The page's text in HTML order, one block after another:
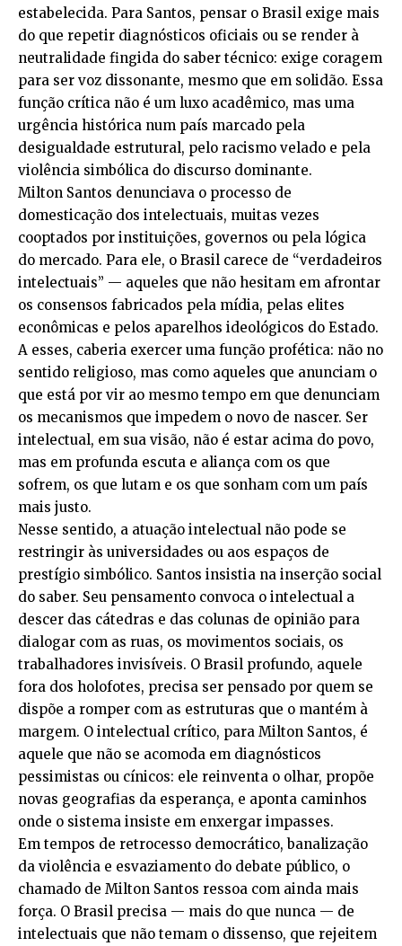
estabelecida. Para Santos, pensar o Brasil exige mais
do que repetir diagnósticos oficiais ou se render à
neutralidade fingida do saber técnico: exige coragem
para ser voz dissonante, mesmo que em solidão. Essa
função crítica não é um luxo acadêmico, mas uma
urgência histórica num país marcado pela
desigualdade estrutural, pelo racismo velado e pela
violência simbólica do discurso dominante.
Milton Santos denunciava o processo de
domesticação dos intelectuais, muitas vezes
cooptados por instituições, governos ou pela lógica
do mercado. Para ele, o Brasil carece de “verdadeiros
intelectuais” — aqueles que não hesitam em afrontar
os consensos fabricados pela mídia, pelas elites
econômicas e pelos aparelhos ideológicos do Estado.
A esses, caberia exercer uma função profética: não no
sentido religioso, mas como aqueles que anunciam o
que está por vir ao mesmo tempo em que denunciam
os mecanismos que impedem o novo de nascer. Ser
intelectual, em sua visão, não é estar acima do povo,
mas em profunda escuta e aliança com os que
sofrem, os que lutam e os que sonham com um país
mais justo.
Nesse sentido, a atuação intelectual não pode se
restringir às universidades ou aos espaços de
prestígio simbólico. Santos insistia na inserção social
do saber. Seu pensamento convoca o intelectual a
descer das cátedras e das colunas de opinião para
dialogar com as ruas, os movimentos sociais, os
trabalhadores invisíveis. O Brasil profundo, aquele
fora dos holofotes, precisa ser pensado por quem se
dispõe a romper com as estruturas que o mantém à
margem. O intelectual crítico, para Milton Santos, é
aquele que não se acomoda em diagnósticos
pessimistas ou cínicos: ele reinventa o olhar, propõe
novas geografias da esperança, e aponta caminhos
onde o sistema insiste em enxergar impasses.
Em tempos de retrocesso democrático, banalização
da violência e esvaziamento do debate público, o
chamado de Milton Santos ressoa com ainda mais
força. O Brasil precisa — mais do que nunca — de
intelectuais que não temam o dissenso, que rejeitem